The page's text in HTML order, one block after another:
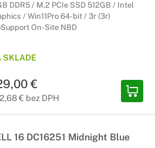
DDR5 / M.2 PCIe SSD 512GB / Intel
/ Win11Pro 64-bit / 3r (3r)
On-Site NBD
SKLADE
€
€ bez DPH
16 DC16251 Midnight Blue